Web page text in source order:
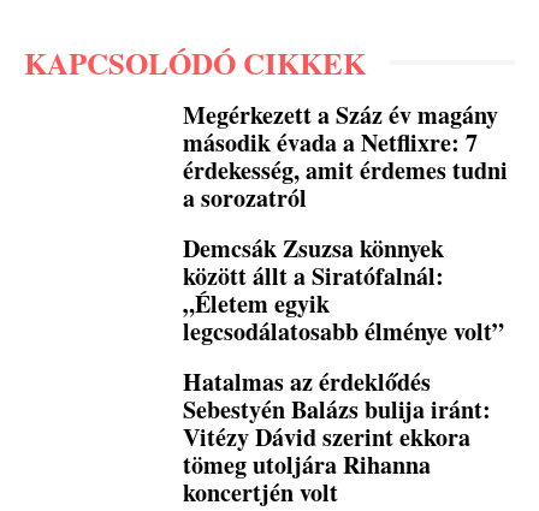
KAPCSOLÓDÓ CIKKEK
Megérkezett a Száz év magány
második évada a Netflixre: 7
érdekesség, amit érdemes tudni
a sorozatról
Demcsák Zsuzsa könnyek
között állt a Siratófalnál:
„Életem egyik
legcsodálatosabb élménye volt”
Hatalmas az érdeklődés
Sebestyén Balázs bulija iránt:
Vitézy Dávid szerint ekkora
tömeg utoljára Rihanna
koncertjén volt